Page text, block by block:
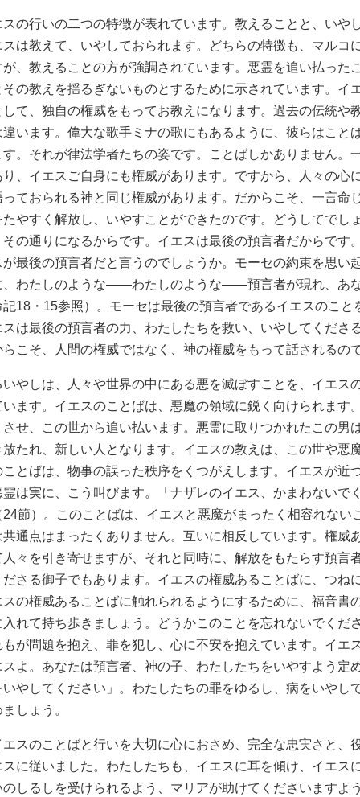
の行いの二つの特徴が表れています。教えることと、いや
は教えて、いやしておられます。どちらの特徴も、マルコ
、教えることの方が強調されています。悪霊を追い払った
の教えを揺るぎないものとするために示されています。イ
て、独自の権威をもってお教えになります。過去の伝統や
います。偉大な歌手ミナの歌にもあるように、彼らはこと
。それが律法学者たちの姿です。ことばしかありません。
、イエスご自身にも権威があります。ですから、人々の心
ておられる神と同じ権威があります。だからこそ、一言命
やすく解放し、いやすことができたのです。どうしてでし
の通りになるからです。イエスは最後の預言者だからです
最後の預言者だと言うのでしょうか。モーセの約束を思い
、わたしのような――わたしのような――預言者が現れ、あ
18・15参照）。モーセは最後の預言者であるイエスのこと
は最後の預言者の力、わたしたちを救い、いやしてくださ
こそ、人間の権威ではなく、神の権威をもって話されるので
やしは、人々や世界の中にある悪を滅ぼすことを、イエス
ます。イエスのことばは、悪魔の領域に鋭く向けられます
せ、この世から追い払います。悪霊に取りつかれたこの男
たれ、新しい人となります。イエスの教えは、この世や悪
とばは、物事の誤った秩序をくつがえします。イエスが近
は実に、こう叫びます。「ナザレのイエス、かまわないで
節）。このことばは、イエスと悪魔がまったく相容れない
通点はまったくありません。互いに相反しています。権威
々を引き寄せますが、それと同時に、解放をもたらす預言
さる御子でもあります。イエスの権威あることばに、つね
の権威あることばに触れられるようにするために、福音書
れて持ち歩きましょう。どうかこのことを忘れないでくだ
が問題を抱え、罪を犯し、心に不安を抱えています。イエ
よ。あなたは預言者、神の子、わたしたちをいやすよう定
やしてください」。わたしたちの罪をゆるし、病をいやし
しょう。
スのことばと行いを大切に心におさめ、完全な忠実さと、
に従いました。わたしたちも、イエスに耳を傾け、イエス
しるしを受けられるよう、マリアが助けてくださいますよう